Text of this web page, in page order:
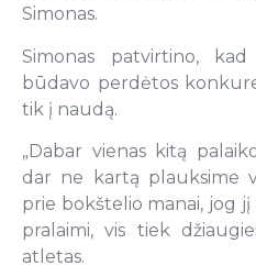
Simonas.
Simonas patvirtino,
būdavo perdėtos
tik į naudą.
„Dabar vienas kitą
dar ne kartą plauksime
prie bokštelio manai, jog
pralaimi, vis tiek
atletas.